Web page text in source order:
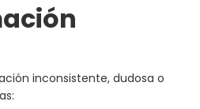
inconsistente, dudosa o